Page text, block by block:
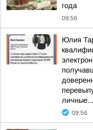
года
09:56
Юлия
личные...
09:56